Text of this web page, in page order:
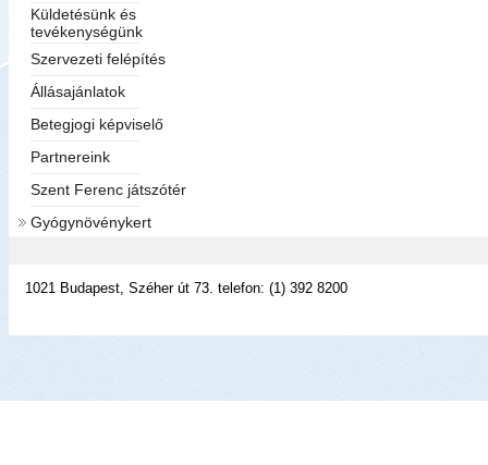
Küldetésünk és
tevékenységünk
Szervezeti felépítés
Állásajánlatok
Betegjogi képviselő
Partnereink
Szent Ferenc játszótér
Gyógynövénykert
1021 Budapest, Széher út 73. telefon: (1) 392 8200